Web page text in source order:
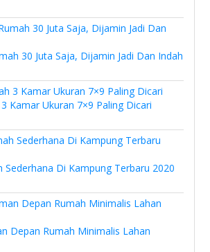
30 Juta Saja, Dijamin Jadi Dan Indah
Kamar Ukuran 7×9 Paling Dicari
Sederhana Di Kampung Terbaru 2020
Depan Rumah Minimalis Lahan